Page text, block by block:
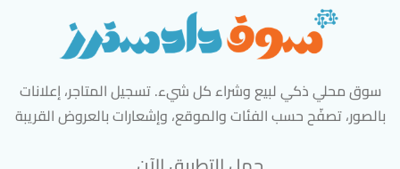
سوق محلي ذكي لبيع وشراء كل شيء. تسجيل المتاجر، إعلانات
بالصور، تصفّح حسب الفئات والموقع، وإشعارات بالعروض القريبة